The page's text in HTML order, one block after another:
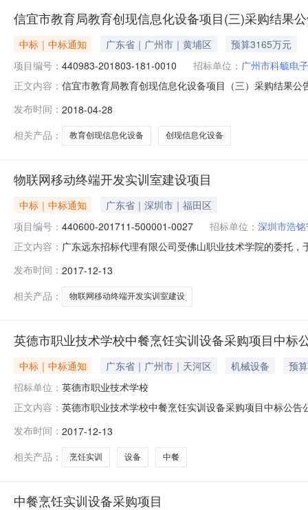
信宜市教育局教育创现信息化设备项目(三)采购结果
中标｜中标通知 广东省｜广州市｜黄埔区
预算3165万元
项目编号： 440983-201803-181-0010 招标单位： 广州市科毓电
正文内容： 信宜市教育局教育创现信息化设备项目（三）采购结果
项目预算金额（元）：31,650,000四、采购方式：公开
发布时间： 2018-04-28
相关产品：
教育创现信息化设备 创现信息化设备
物联网移动终端开发实训室建设项目
中标｜中标通知
广东省｜深圳市｜福田区
项目编号： 440600-201711-500001-0027 招标单位： 深圳市浩
正文内容： 广东远东招标代理有限公司受佛山职业技术学院的委托
（元）：550,000四、采购方式：公开招标五、中标供应
发布时间： 2017-12-13
相关产品：
物联网移动终端开发实训室建设
英德市职业技术学校中餐烹饪实训设备采购项目中标
中标｜中标通知 广东省｜广州市｜天河区 机械设备
预
招标单位： 英德市职业技术学校
正文内容： 英德市职业技术学校中餐烹饪实训设备采购项目中标公
详见公告正文采购单位英德市职业技术学校采购单位地
系方式详见公告正文清远市远东招标有限
发布时间： 2017-12-13
相关产品：
烹饪实训 设备 中餐
中餐烹饪实训设备采购项目